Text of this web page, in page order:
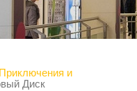
Приключения и
Диск